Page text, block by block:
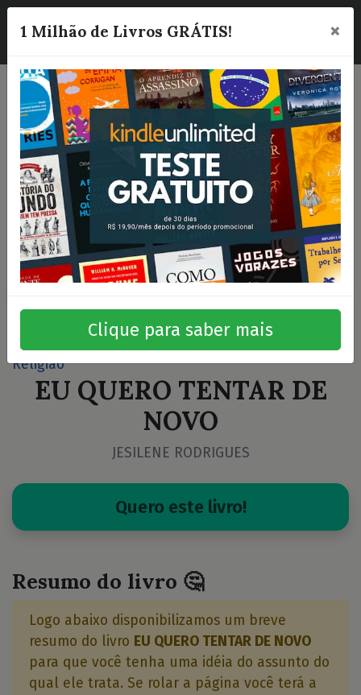
☰
Religião
EU QUERO TENTAR DE
NOVO
JESILENE RODRIGUES
Quero este livro!
Resumo do livro 🤔
Logo abaixo disponibilizamos um breve
resumo do livro EU QUERO TENTAR DE NOVO
para que você tenha uma idéia do assunto do
qual ele trata. Se rolar a página você terá a
1 Milhão de Livros GRÁTIS! ×
Clique para saber mais